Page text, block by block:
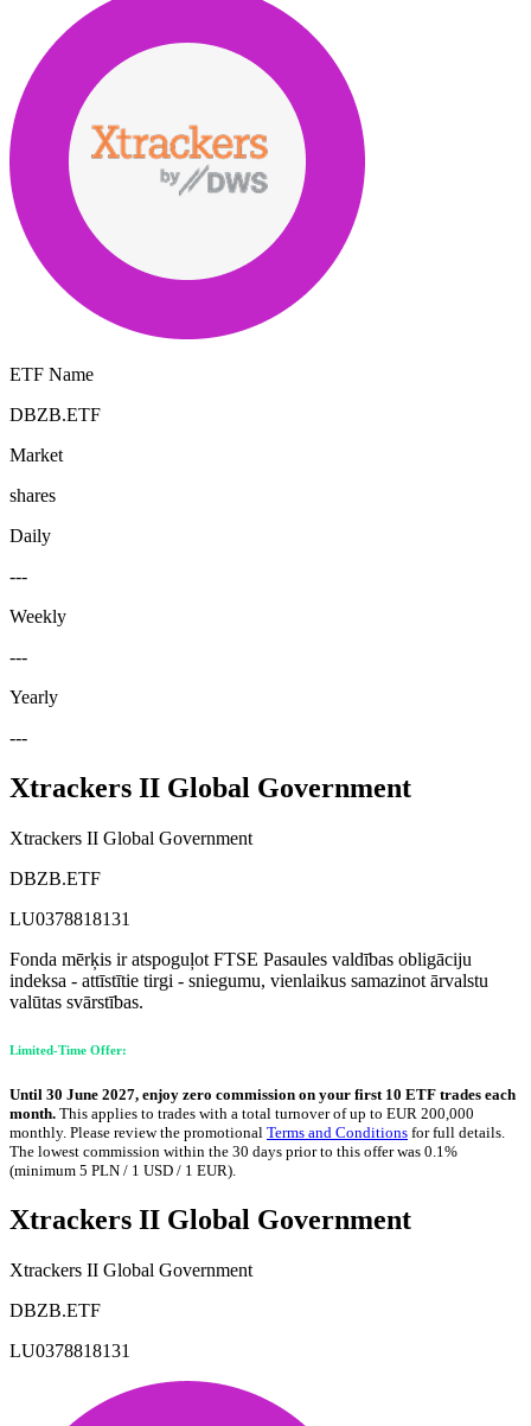
ETF Name
DBZB.ETF
Market
shares
Daily
---
Weekly
---
Yearly
---
Xtrackers II Global Government
Xtrackers II Global Government
DBZB.ETF
LU0378818131
Fonda mērķis ir atspoguļot FTSE Pasaules valdības obligāciju
indeksa - attīstītie tirgi - sniegumu, vienlaikus samazinot ārvalstu
valūtas svārstības.
Limited-Time Offer:
Until 30 June 2027, enjoy zero commission on your first 10 ETF trades each
month. This applies to trades with a total turnover of up to EUR 200,000
monthly. Please review the promotional Terms and Conditions for full details.
The lowest commission within the 30 days prior to this offer was 0.1%
(minimum 5 PLN / 1 USD / 1 EUR).
Xtrackers II Global Government
Xtrackers II Global Government
DBZB.ETF
LU0378818131